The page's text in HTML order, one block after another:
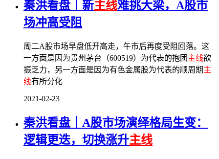
秦洪看盘｜新主线难挑大梁，A股市
场冲高受阻
周二A股市场早盘低开高走，午市后再度受阻回落。这
一方面是因为贵州茅台（600519）为代表的抱团 主线欲
振乏力，另一方面是因为有色金属股为代表的顺周期主
线有所分化
2021-02-23
秦洪看盘｜A股市场演绎格局生变：
逻辑更迭，切换涨升主线